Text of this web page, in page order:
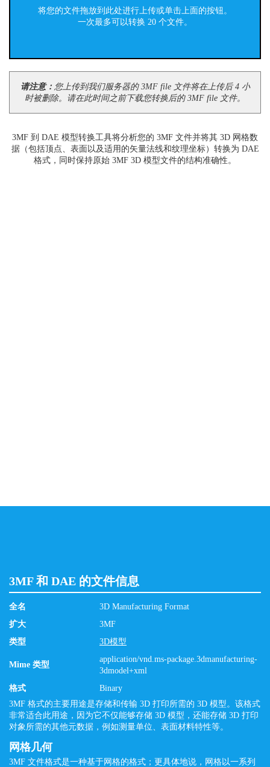
将您的文件拖放到此处进行上传或单击上面的按钮。
一次最多可以转换 20 个文件。
请注意： 您上传到我们服务器的 3MF file 文件将在上传后 4 小
时被删除。请在此时间之前下载您转换后的 3MF file 文件。
3MF 到 DAE 模型转换工具将分析您的 3MF 文件并将其 3D 网格数
据（包括顶点、表面以及适用的矢量法线和纹理坐标）转换为 DAE
格式，同时保持原始 3MF 3D 模型文件的结构准确性。
3MF 和 DAE 的文件信息
全名
3D Manufacturing Format
扩大
3MF
类型
3D模型
Mime 类型
application/vnd.ms-package.3dmanufacturing-
3dmodel+xml
格式
Binary
3MF 格式的主要用途是存储和传输 3D 打印所需的 3D 模型。该格式
非常适合此用途，因为它不仅能够存储 3D 模型，还能存储 3D 打印
对象所需的其他元数据，例如测量单位、表面材料特性等。
网格几何
3MF 文件格式是一种基于网格的格式；更具体地说，网格以一系列